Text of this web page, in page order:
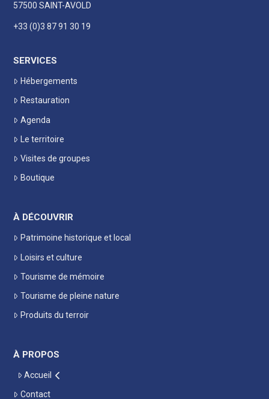
57500 SAINT-AVOLD
+33 (0)3 87 91 30 19
SERVICES
Hébergements
Restauration
Agenda
Le territoire
Visites de groupes
Boutique
À DÉCOUVRIR
Patrimoine historique et local
Loisirs et culture
Tourisme de mémoire
Tourisme de pleine nature
Produits du terroir
À PROPOS
Accueil
Contact